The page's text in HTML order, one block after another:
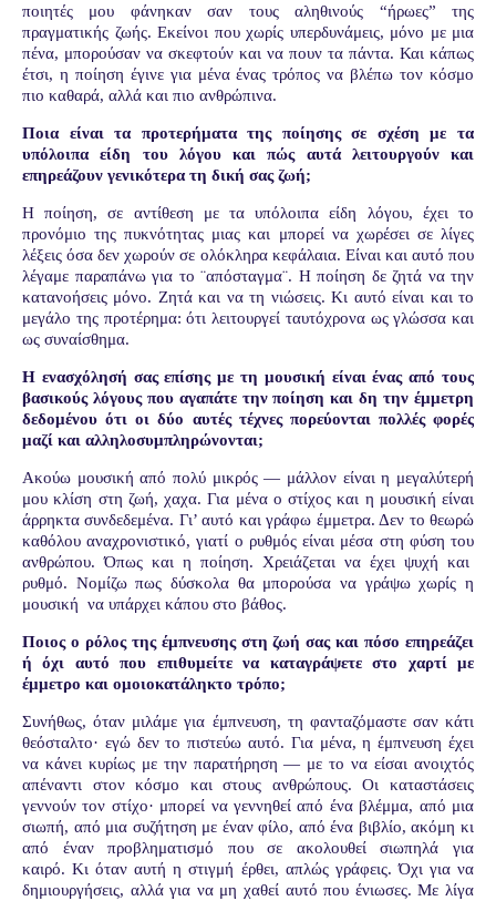
ποιητές μου φάνηκαν σαν τους αληθινούς “ήρωες” της
πραγματικής ζωής. Εκείνοι που χωρίς υπερδυνάμεις, μόνο με μια
πένα, μπορούσαν να σκεφτούν και να πουν τα πάντα. Και κάπως
έτσι, η ποίηση έγινε για μένα ένας τρόπος να βλέπω τον κόσμο
πιο καθαρά, αλλά και πιο ανθρώπινα.
Ποια είναι τα προτερήματα της ποίησης σε σχέση με τα
υπόλοιπα είδη του λόγου και πώς αυτά λειτουργούν και
επηρεάζουν γενικότερα τη δική σας ζωή;
Η ποίηση, σε αντίθεση με τα υπόλοιπα είδη λόγου, έχει το
προνόμιο της πυκνότητας μιας και μπορεί να χωρέσει σε λίγες
λέξεις όσα δεν χωρούν σε ολόκληρα κεφάλαια. Είναι και αυτό που
λέγαμε παραπάνω για το ¨απόσταγμα¨. Η ποίηση δε ζητά να την
κατανοήσεις μόνο. Ζητά και να τη νιώσεις. Κι αυτό είναι και το
μεγάλο της προτέρημα: ότι λειτουργεί ταυτόχρονα ως γλώσσα και
ως συναίσθημα.
Η ενασχόλησή σας επίσης με τη μουσική είναι ένας από τους
βασικούς λόγους που αγαπάτε την ποίηση και δη την έμμετρη
δεδομένου ότι οι δύο αυτές τέχνες πορεύονται πολλές φορές
μαζί και αλληλοσυμπληρώνονται;
Ακούω μουσική από πολύ μικρός — μάλλον είναι η μεγαλύτερή
μου κλίση στη ζωή, χαχα. Για μένα ο στίχος και η μουσική είναι
άρρηκτα συνδεδεμένα. Γι’ αυτό και γράφω έμμετρα. Δεν το θεωρώ
καθόλου αναχρονιστικό, γιατί ο ρυθμός είναι μέσα στη φύση του
ανθρώπου. Όπως και η ποίηση. Χρειάζεται να έχει ψυχή και
ρυθμό. Νομίζω πως δύσκολα θα μπορούσα να γράψω χωρίς η
μουσική να υπάρχει κάπου στο βάθος.
Ποιος ο ρόλος της έμπνευσης στη ζωή σας και πόσο επηρεάζει
ή όχι αυτό που επιθυμείτε να καταγράψετε στο χαρτί με
έμμετρο και ομοιοκατάληκτο τρόπο;
Συνήθως, όταν μιλάμε για έμπνευση, τη φανταζόμαστε σαν κάτι
θεόσταλτο· εγώ δεν το πιστεύω αυτό. Για μένα, η έμπνευση έχει
να κάνει κυρίως με την παρατήρηση — με το να είσαι ανοιχτός
απέναντι στον κόσμο και στους ανθρώπους. Οι καταστάσεις
γεννούν τον στίχο· μπορεί να γεννηθεί από ένα βλέμμα, από μια
σιωπή, από μια συζήτηση με έναν φίλο, από ένα βιβλίο, ακόμη κι
από έναν προβληματισμό που σε ακολουθεί σιωπηλά για
καιρό. Κι όταν αυτή η στιγμή έρθει, απλώς γράφεις. Όχι για να
δημιουργήσεις, αλλά για να μη χαθεί αυτό που ένιωσες. Με λίγα